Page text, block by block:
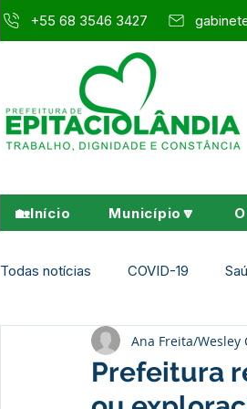
+55 68 3546 3427
🏡Início Município🔽
Todas notícias COVID-19
Agricultura e Meio Ambiente
Prefeitura
Ana Freita/Wesley